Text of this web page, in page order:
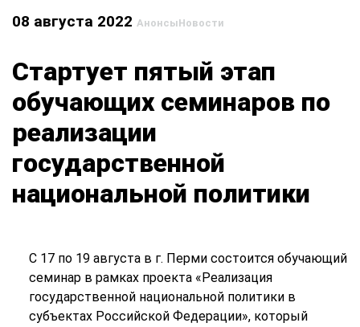
08 августа 2022 АнонсыНовости
Стартует пятый этап
обучающих семинаров по
реализации
государственной
национальной политики
С 17 по 19 августа в г. Перми состоится обучающий
семинар в рамках проекта «Реализация
государственной национальной политики в
субъектах Российской Федерации», который